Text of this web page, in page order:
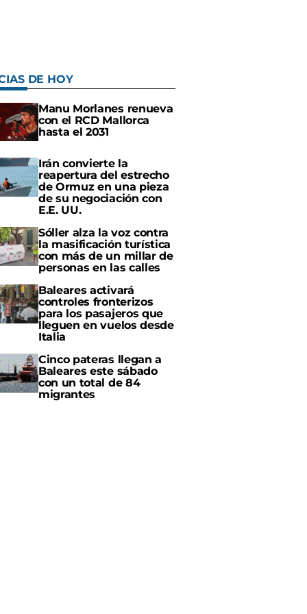
DE HOY
Manu Morlanes renueva
con el RCD Mallorca
hasta el 2031
Irán convierte la
reapertura del estrecho
de Ormuz en una pieza
de su negociación con
E.E. UU.
Sóller alza la voz contra
la masificación turística
con más de un millar de
personas en las calles
Baleares activará
controles fronterizos
para los pasajeros que
lleguen en vuelos desde
Italia
Cinco pateras llegan a
Baleares este sábado
con un total de 84
migrantes